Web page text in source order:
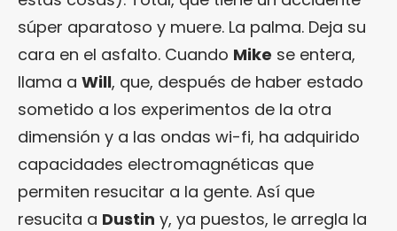
súper aparatoso y muere. La palma. Deja su
cara en el asfalto. Cuando Mike se entera,
llama a Will, que, después de haber estado
sometido a los experimentos de la otra
dimensión y a las ondas wi-fi, ha adquirido
capacidades electromagnéticas que
permiten resucitar a la gente. Así que
resucita a Dustin y, ya puestos, le arregla la